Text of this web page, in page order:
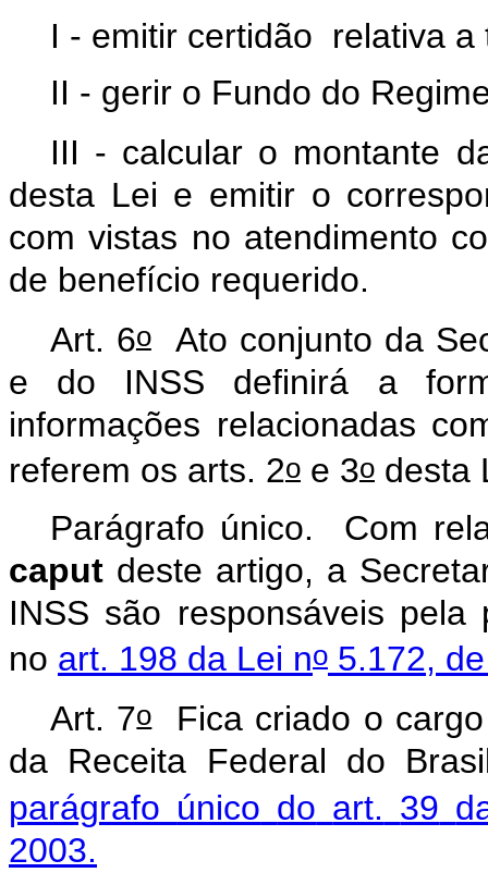
I - emitir certidão relativa a
II - gerir o Fundo do
III - calcular o montante
desta Lei e emitir o
com vistas no atendimento
de benefício requerido.
Art. 6o Ato conjunto da
e
do INSS definirá a
informações relacionadas
referem os arts. 2o e 3o desta
Parágrafo único. Com
caput deste artigo, a
INSS são responsáveis pela
no art. 198 da Lei no 5.172, de
Art. 7o Fica criado o cargo
da Receita Federal do
parágrafo único do art. 39
2003.